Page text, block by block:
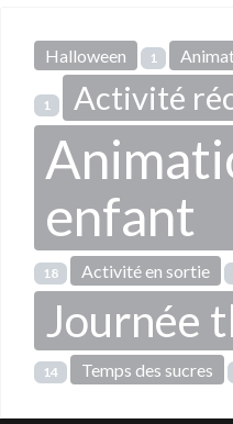
Halloween 1
1 Activité
enfant
18 Activité en sortie
Journée
14 Temps des sucres